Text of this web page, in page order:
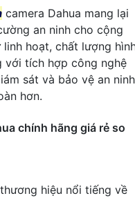
camera Dahua mang lại
an ninh cho cộng
hoạt, chất lượng
với tích hợp công nghệ
sát và bảo vệ an ninh
hơn.
chính hãng giá rẻ so
hiệu nổi tiếng về